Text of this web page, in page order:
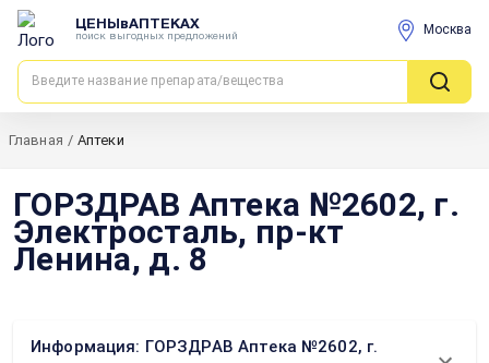
ЦЕНЫвАПТЕКАХ
поиск выгодных предложений Москва
Главная / Аптеки
ГОРЗДРАВ Аптека №2602, г.
Электросталь, пр-кт
Ленина, д. 8
Информация: ГОРЗДРАВ Аптека №2602, г.